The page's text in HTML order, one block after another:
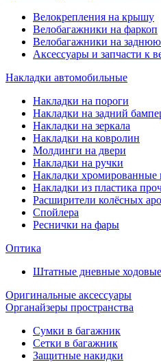
Велокрепления на крышу
Велобагажники на фаркоп
Велобагажники на заднюю
Аксессуары и запчасти к
Накладки автомобильные
Накладки на пороги
Накладки на задний
Накладки на зеркала
Накладки на ковролин
Молдинги на двери
Накладки на ручки
Накладки хромированные
Накладки из пластика
Расширители колёсных
Спойлера
Реснички на фары
Оптика
Штатные дневные
Оригинальные аксессуары
Органайзеры пространства
Сумки в багажник
Сетки в багажник
Защитные накидки